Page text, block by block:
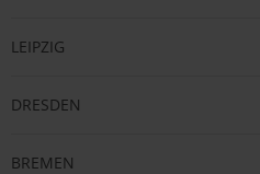
LEIPZIG
DRESDEN
BREMEN